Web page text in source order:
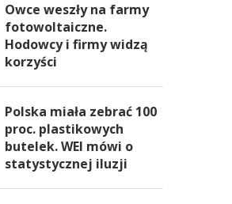
Owce weszły na farmy
fotowoltaiczne.
Hodowcy i firmy widzą
korzyści
Polska miała zebrać 100
proc. plastikowych
butelek. WEI mówi o
statystycznej iluzji